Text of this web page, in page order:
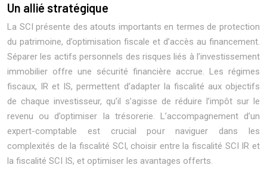
Un allié stratégique
La SCI présente des atouts importants en termes de protection
du patrimoine, d’optimisation fiscale et d’accès au financement.
Séparer les actifs personnels des risques liés à l’investissement
immobilier offre une sécurité financière accrue. Les régimes
fiscaux, IR et IS, permettent d’adapter la fiscalité aux objectifs
de chaque investisseur, qu’il s’agisse de réduire l’impôt sur le
revenu ou d’optimiser la trésorerie. L’accompagnement d’un
expert-comptable est crucial pour naviguer dans les
complexités de la fiscalité SCI, choisir entre la fiscalité SCI IR et
la fiscalité SCI IS, et optimiser les avantages offerts.